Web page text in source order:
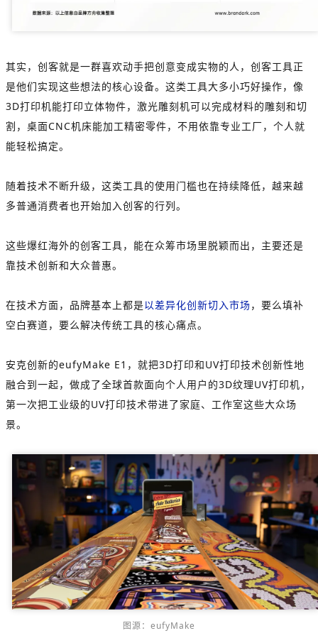
其实，创客就是一群喜欢动手把创意变成实物的人，创客工具正
是他们实现这些想法的核心设备。这类工具大多小巧好操作，像
3D打印机能打印立体物件，激光雕刻机可以完成材料的雕刻和切
割，桌面CNC机床能加工精密零件，不用依靠专业工厂，个人就
能轻松搞定。
随着技术不断升级，这类工具的使用门槛也在持续降低，越来越
多普通消费者也开始加入创客的行列。
这些爆红海外的创客工具，能在众筹市场里脱颖而出，主要还是
靠技术创新和大众普惠。
在技术方面，品牌基本上都是以差异化创新切入市场，要么填补
空白赛道，要么解决传统工具的核心痛点。
安克创新的eufyMake E1，就把3D打印和UV打印技术创新性地
融合到一起，做成了全球首款面向个人用户的3D纹理UV打印机，
第一次把工业级的UV打印技术带进了家庭、工作室这些大众场
景。
图源：eufyMake